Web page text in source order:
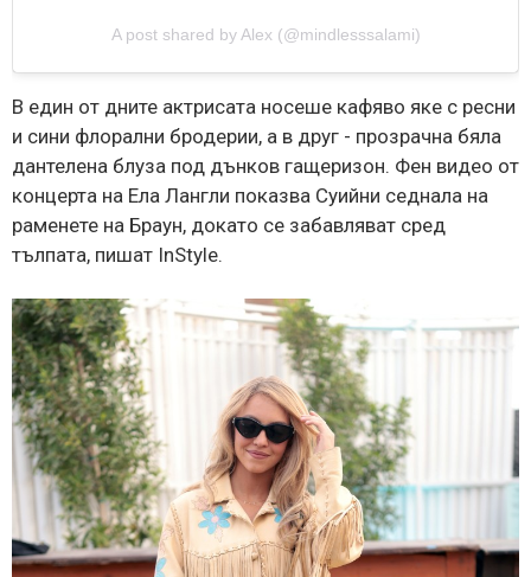
A post shared by Alex (@mindlesssalami)
В един от дните актрисата носеше кафяво яке с ресни
и сини флорални бродерии, а в друг - прозрачна бяла
дантелена блуза под дънков гащеризон. Фен видео от
концерта на Ела Лангли показва Суийни седнала на
раменете на Браун, докато се забавляват сред
тълпата, пишат InStyle.